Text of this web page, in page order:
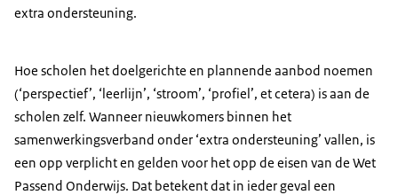
extra ondersteuning.
Hoe scholen het doelgerichte en plannende aanbod noemen
(‘perspectief’, ‘leerlijn’, ‘stroom’, ‘profiel’, et cetera) is aan de
scholen zelf. Wanneer nieuwkomers binnen het
samenwerkingsverband onder ‘extra ondersteuning’ vallen, is
een opp verplicht en gelden voor het opp de eisen van de Wet
Passend Onderwijs. Dat betekent dat in ieder geval een